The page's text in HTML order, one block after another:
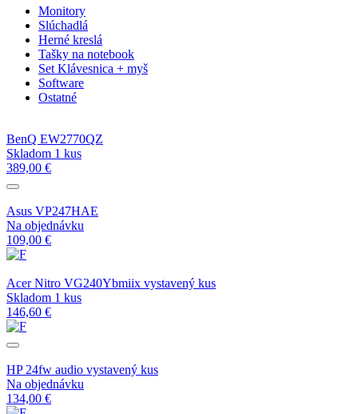
Monitory
Slúchadlá
Herné kreslá
Tašky na notebook
Set Klávesnica + myš
Software
Ostatné
BenQ EW2770QZ
Skladom 1 kus
389,00 €
Asus VP247HAE
Na objednávku
109,00 €
Acer Nitro VG240Ybmiix vystavený kus
Skladom 1 kus
146,60 €
HP 24fw audio vystavený kus
Na objednávku
134,00 €